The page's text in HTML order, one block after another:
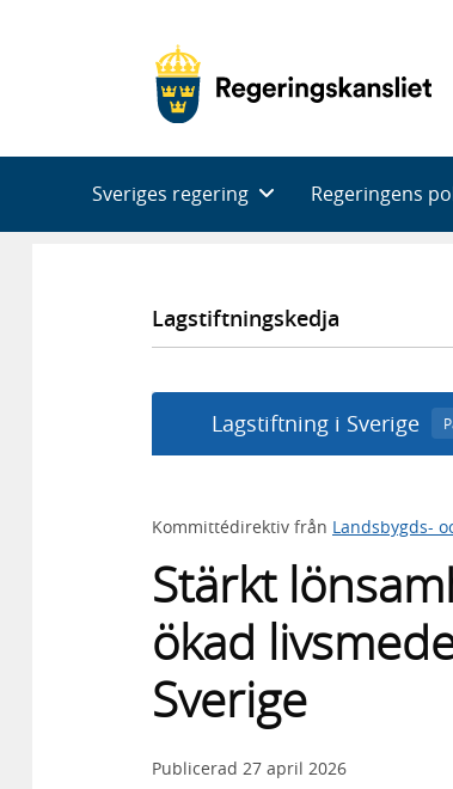
Sveriges regering Regeringens
Lagstiftningskedja
Lagstiftning i Sverige
Kommittédirektiv från Landsbygds-
Stärkt
ökad
Sverige
Publicerad 27 april 2026